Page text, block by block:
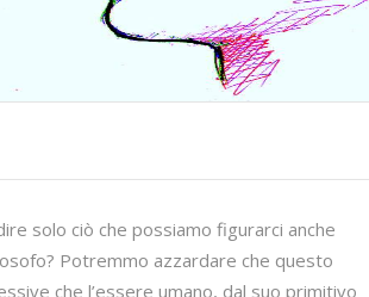
solo ciò che possiamo figurarci anche
Potremmo azzardare che questo
che l’essere umano, dal suo primitivo